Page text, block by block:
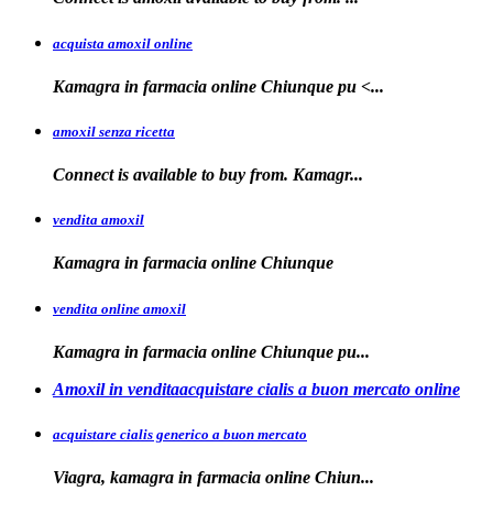
acquista amoxil online
Kamagra in farmacia online Chiunque pu <...
amoxil senza ricetta
Connect is available to buy from. Kamagr...
vendita amoxil
Kamagra in farmacia online Chiunque
vendita online amoxil
Kamagra in farmacia online Chiunque pu...
Amoxil in venditaacquistare cialis a buon mercato online
acquistare cialis generico a buon mercato
Viagra, kamagra in farmacia online Chiun...